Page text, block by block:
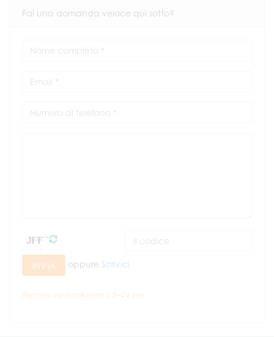
Fai una domanda veloce qui sotto?
INVIA oppure Scrivici
Risposta via email entro 0,5~24 ore.